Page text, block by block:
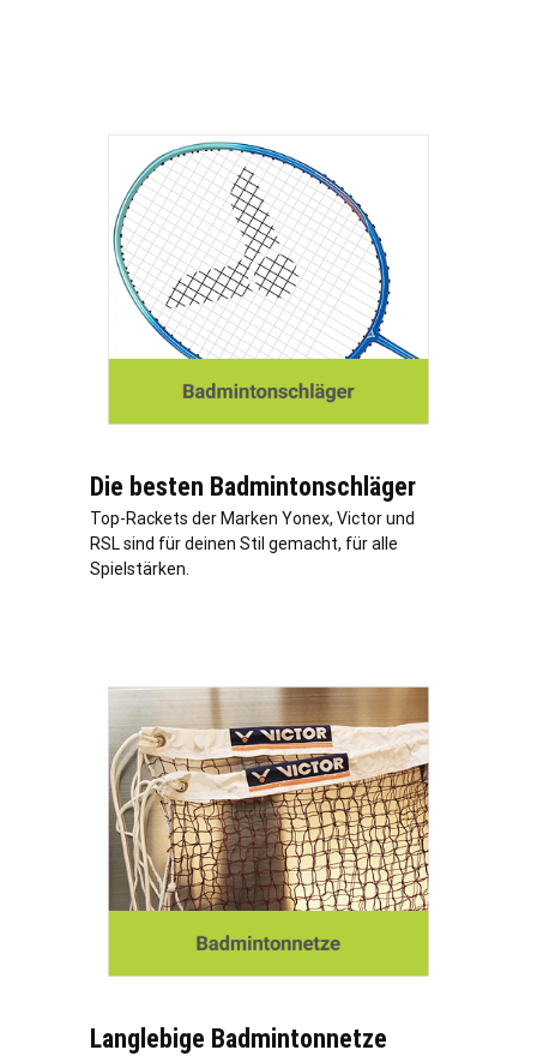
Die besten Badmintonschläger
Top-Rackets der Marken Yonex, Victor und
RSL sind für deinen Stil gemacht, für alle
Spielstärken.
Langlebige Badmintonnetze